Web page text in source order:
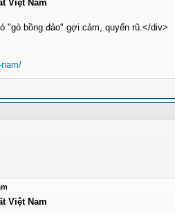
Việt Nam
"gò bồng đảo" gợi cảm, quyến rũ.</div>
Việt Nam